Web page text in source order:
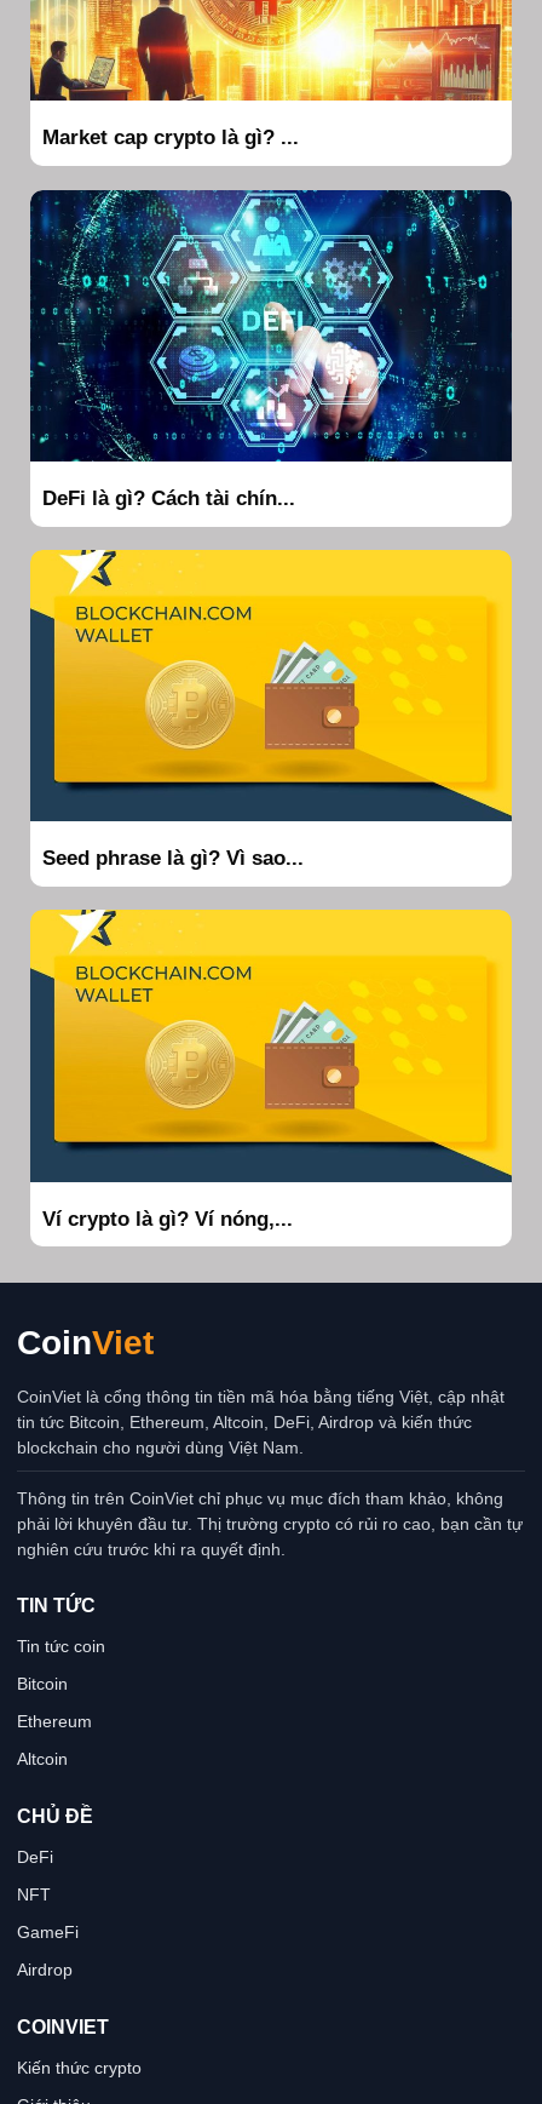
Market cap crypto là gì? ...
DeFi là gì? Cách tài chín...
Seed phrase là gì? Vì sao...
Ví crypto là gì? Ví nóng,...
CoinViet
CoinViet là cổng thông tin tiền mã hóa bằng tiếng Việt, cập nhật
tin tức Bitcoin, Ethereum, Altcoin, DeFi, Airdrop và kiến thức
blockchain cho người dùng Việt Nam.
Thông tin trên CoinViet chỉ phục vụ mục đích tham khảo, không
phải lời khuyên đầu tư. Thị trường crypto có rủi ro cao, bạn cần tự
nghiên cứu trước khi ra quyết định.
TIN TỨC
Tin tức coin
Bitcoin
Ethereum
Altcoin
CHỦ ĐỀ
DeFi
NFT
GameFi
Airdrop
COINVIET
Kiến thức crypto